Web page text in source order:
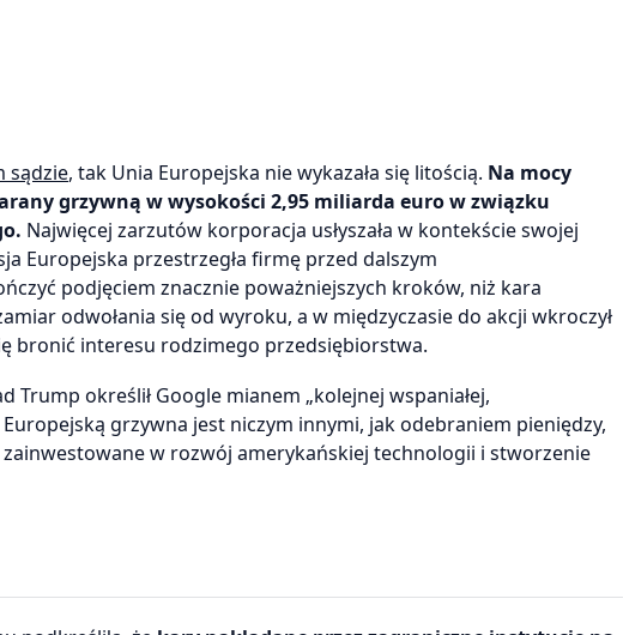
sądzie, tak Unia Europejska nie wykazała się litością. Na mocy
grzywną w wysokości 2,95 miliarda eurow związku
Najwięcej zarzutów korporacja usłyszała w kontekście swojej
Europejska przestrzegła firmę przed dalszym
podjęciem znacznie poważniejszych kroków, niż kara
odwołania się od wyroku, a w międzyczasie do akcji wkroczył
bronić interesu rodzimego przedsiębiorstwa.
określił Google mianem „kolejnej wspaniałej,
grzywna jest niczym innymi, jak odebraniem pieniędzy,
w rozwój amerykańskiej technologii i stworzenie